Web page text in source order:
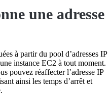
une adresse
à partir du pool d’adresses IP
instance EC2 à tout moment.
pouvez réaffecter l’adresse IP
ainsi les temps d’arrêt et